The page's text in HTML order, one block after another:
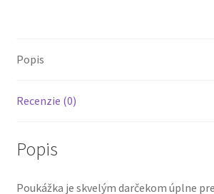
Popis
Recenzie (0)
Popis
Poukážka je skvelým darčekom úplne